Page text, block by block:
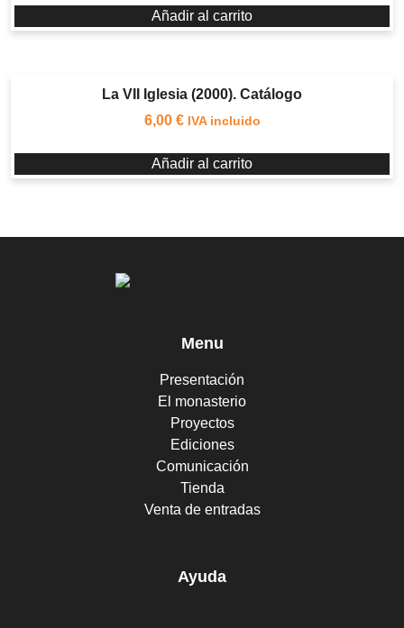
Añadir al carrito
La VII Iglesia (2000). Catálogo
6,00 € IVA incluido
Añadir al carrito
Menu
Presentación
El monasterio
Proyectos
Ediciones
Comunicación
Tienda
Venta de entradas
Ayuda